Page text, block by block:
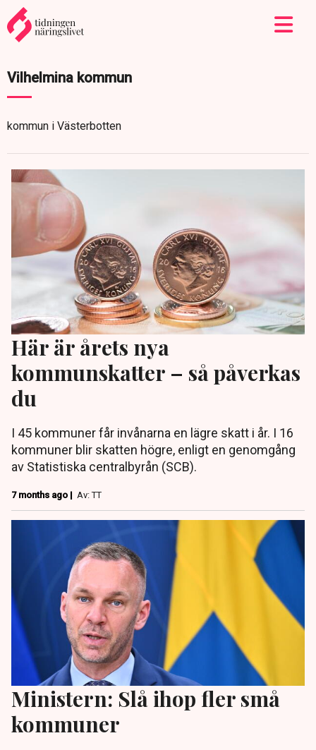
Vilhelmina kommun
kommun i Västerbotten
Här är årets nya
kommunskatter – så påverkas
du
I 45 kommuner får invånarna en lägre skatt i år. I 16
kommuner blir skatten högre, enligt en genomgång
av Statistiska centralbyrån (SCB).
7 months ago | Av: TT
Ministern: Slå ihop fler små
kommuner